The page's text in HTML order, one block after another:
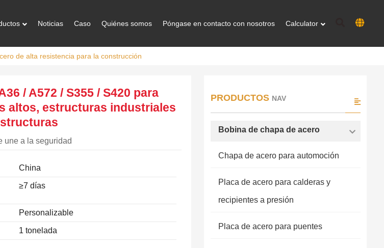
Noticias Caso Quiénes somos Póngase en contacto con nosotros Calculator
de alta resistencia para la construcción
/ A572 / S355 / S420 para
altos, estructuras industriales
une a la seguridad
China
≥7 días
Personalizable
1 tonelada
PRODUCTOS NAV
Bobina de chapa de acero
Chapa de acero para automoción
Placa de acero para calderas y
recipientes a presión
Placa de acero para puentes